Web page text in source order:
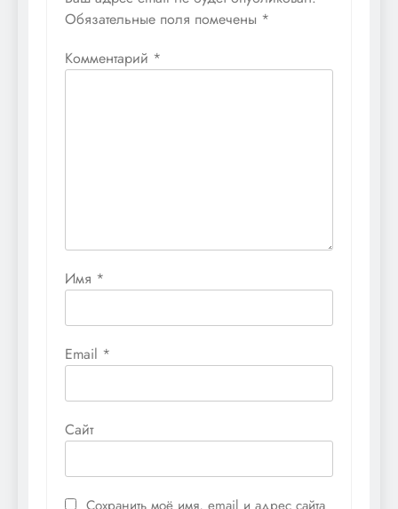
Обязательные поля помечены *
Комментарий *
Имя *
Email *
Сайт